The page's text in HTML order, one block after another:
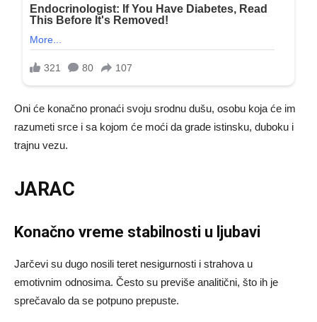
Oni će konačno pronaći svoju srodnu dušu, osobu koja će im
razumeti srce i sa kojom će moći da grade istinsku, duboku i
trajnu vezu.
JARAC
Konačno vreme stabilnosti u ljubavi
Jarčevi su dugo nosili teret nesigurnosti i strahova u
emotivnim odnosima. Često su previše analitični, što ih je
sprečavalo da se potpuno prepuste.